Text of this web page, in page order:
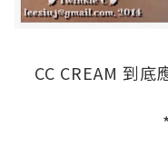
CC CREAM 到